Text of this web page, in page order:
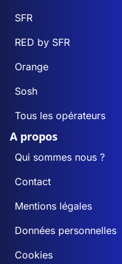
SFR
RED by SFR
Orange
Sosh
Tous les opérateurs
A propos
Qui sommes nous ?
Contact
Mentions légales
Données personnelles
Cookies